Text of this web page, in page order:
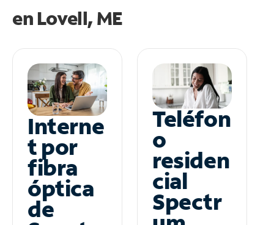
en Lovell, ME
Interne
t por
fibra
óptica
de
Teléfon
o
residen
cial
Spectr